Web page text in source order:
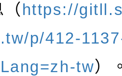
https://
p/412-
tw）